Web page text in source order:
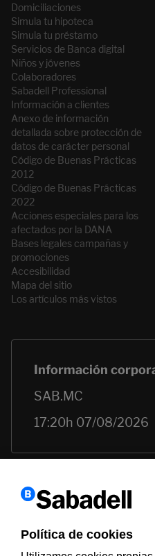
Domiciliaciones
Simula tu hipoteca
Simula tu préstamo
Servicios de Banca digital
Niños y jóvenes
Colaboradores
Sabadell Professional
Información a clientes
Anexo de información
detallada sobre protección de
datos de carácter personal
Código de Buenas Prácticas
2012
Código de Buenas Prácticas
2022
Acciones especiales para los
afectados por la DANA
Bases legales campañas y
promociones
Accesibilidad
Mapa del sitio
Los artículos más vistos
Política de cookies